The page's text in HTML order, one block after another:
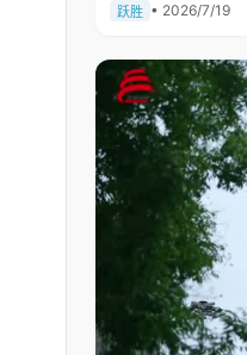
跃胜 • 2026/7/19